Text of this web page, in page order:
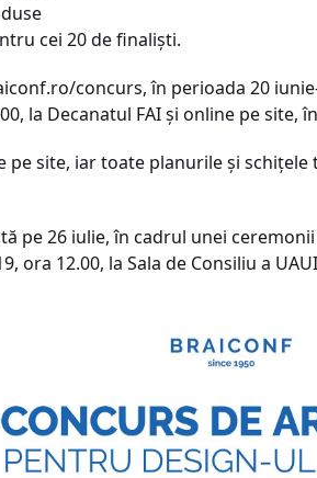
cei 20 de finaliști.
concurs, în perioada 20
la Decanatul FAI și online pe site,
pe site, iar toate planurile și
pe 26 iulie, în cadrul unei
ora 12.00, la Sala de Consiliu a